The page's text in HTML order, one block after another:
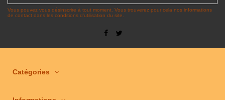
Vous pouvez vous désinscrire à tout moment. Vous trouverez pour cela nos informations
de contact dans les conditions d'utilisation du site.
Catégories